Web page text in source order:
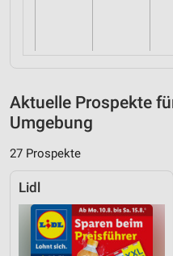
Aktuelle Prospekte
Umgebung
27 Prospekte
Lidl